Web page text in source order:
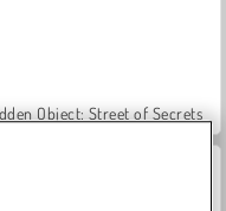
Object: Street of Secrets